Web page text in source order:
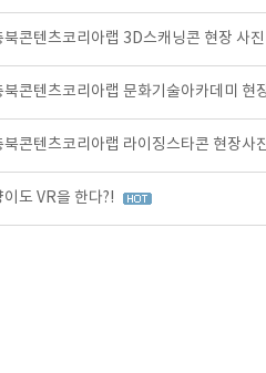
북콘텐츠코리아랩 3D스캐닝콘 현장 사진
북콘텐츠코리아랩 문화기술아카데미 현
북콘텐츠코리아랩 라이징스타콘 현장사
이도 VR을 한다?!